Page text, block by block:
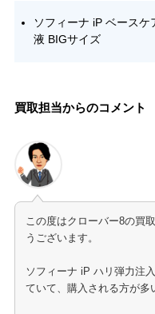
ソフィーナ iP ベース
液 BIGサイズ
買取担当からのコメント
この度はクローバー8の買
うございます。
ソフィーナ iP ハリ弾力注
ていて、購入される方が多